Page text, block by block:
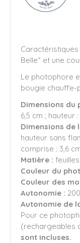
Belle" et une
Le photophore
bougie chauffe-
Dimensions du
6,5 cm ; hauteur
Dimensions
hauteur sans
comprise : 3,6
Matière :
Couleur du
Couleur des
Autonomie :
Autonomie de
Pour ce
(rechargeables
sont incluses.